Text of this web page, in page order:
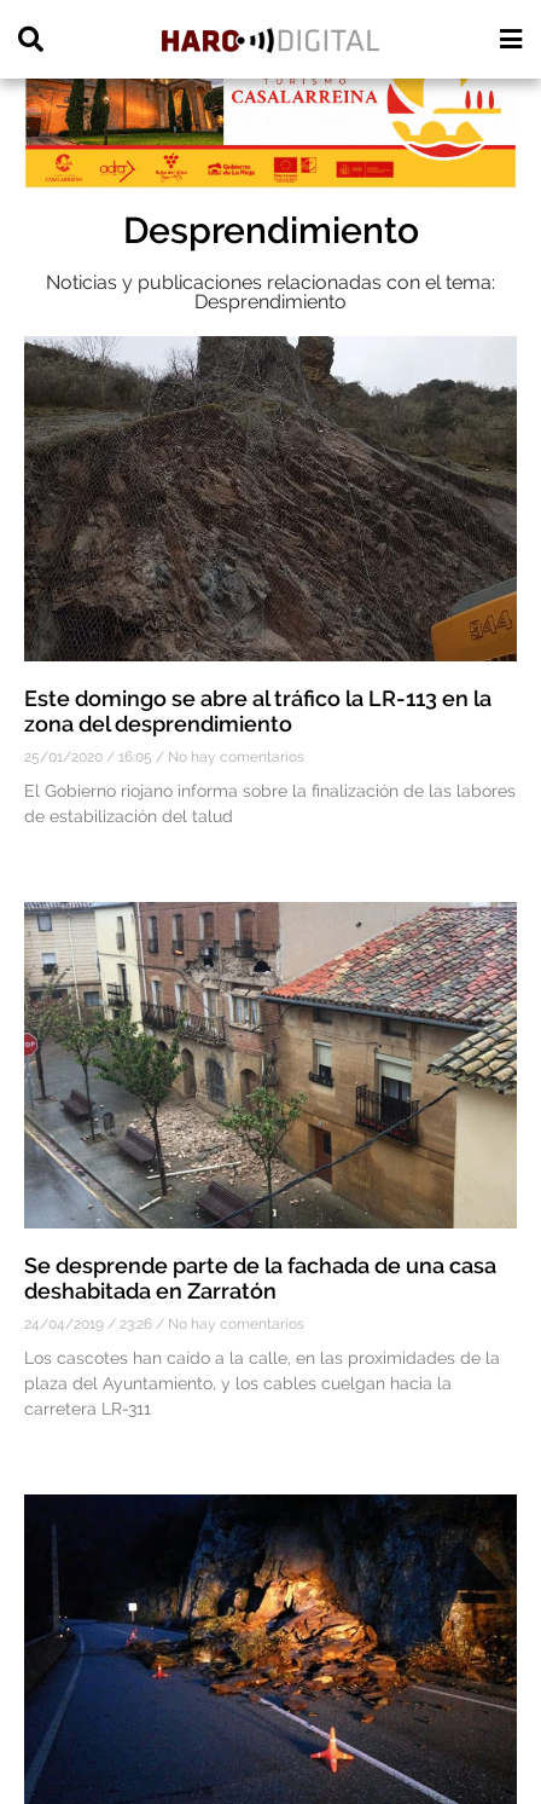
Desprendimiento
Noticias y publicaciones relacionadas con el tema:
Desprendimiento
Este domingo se abre al tráfico la LR-113 en la
zona del desprendimiento
25/01/2020 16:05 No hay comentarios
El Gobierno riojano informa sobre la finalización de las labores
de estabilización del talud
Se desprende parte de la fachada de una casa
deshabitada en Zarratón
24/04/2019 23:26 No hay comentarios
Los cascotes han caído a la calle, en las proximidades de la
plaza del Ayuntamiento, y los cables cuelgan hacia la
carretera LR-311